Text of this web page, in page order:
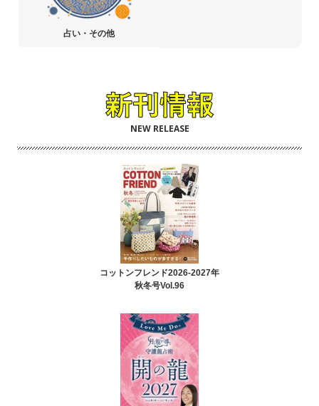
占い・その他
NEW RELEASE
コットンフレンド2026-2027年
秋冬号Vol.96